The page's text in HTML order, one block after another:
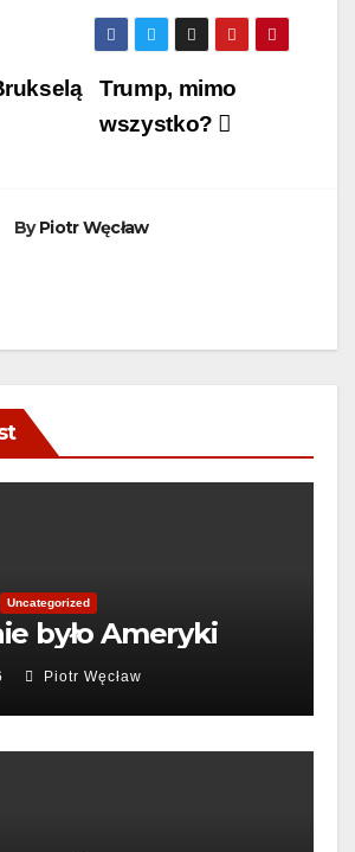
Trump, mimo
wszystko?
ByPiotr Węcław
Uncategorized
było Ameryki
Piotr Węcław